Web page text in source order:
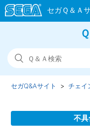
セガQ&Aサイト チェイ
不